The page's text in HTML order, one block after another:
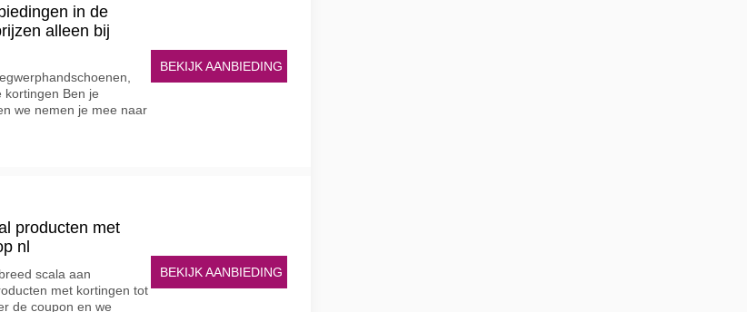
in de
alleen bij
Ben je
we nemen je mee naar
BEKIJK AANBIEDING
producten met
nl
scala aan
met kortingen tot
de coupon en we
BEKIJK AANBIEDING